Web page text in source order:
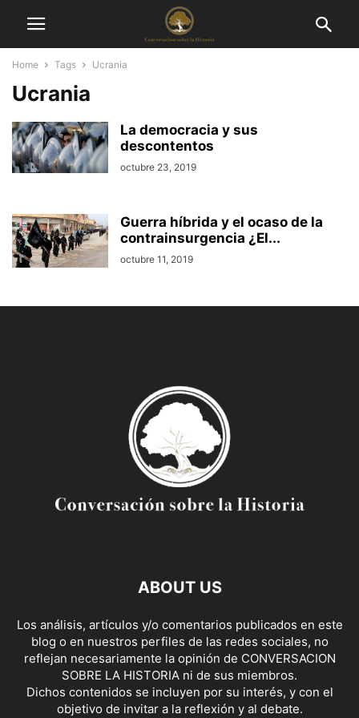
Home Tags Ucrania
Ucrania
La democracia y sus
descontentos
octubre 23, 2019
Guerra híbrida y el ocaso de la
contrainsurgencia ¿El...
octubre 11, 2019
ABOUT US
Los análisis, artículos y/o comentarios publicados en este
blog o en nuestros perfiles de las redes sociales, no
reflejan necesariamente la opinión de CONVERSACION
SOBRE LA HISTORIA ni de sus miembros.
Dichos contenidos se incluyen por su interés, y con el
objetivo de invitar a la reflexión y al debate.